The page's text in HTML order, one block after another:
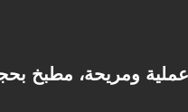
للمعيشة والسفرة، 3 غرف نوم